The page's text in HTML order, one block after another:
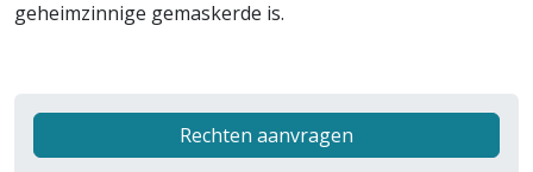
geheimzinnige gemaskerde is.
Rechten aanvragen